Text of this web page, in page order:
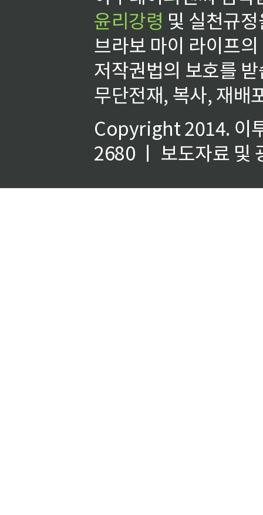
윤리강령 및 실천규
브라보 마이 라이프
저작권법의 보호를
무단전재, 복사, 재배
Copyright 2014. 이
2680 ㅣ 보도자료